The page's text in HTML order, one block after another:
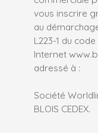
vous inscrire
au
L223-1 du
Internet
adressé à :
Société
BLOIS CEDEX.